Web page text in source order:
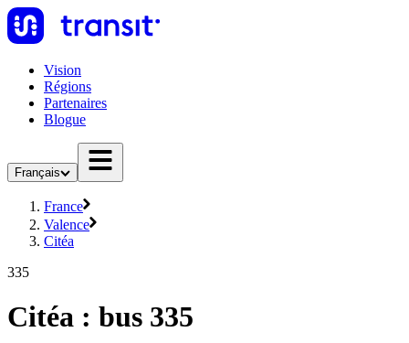
Vision
Régions
Partenaires
Blogue
Français
France
Valence
Citéa
335
Citéa : bus 335